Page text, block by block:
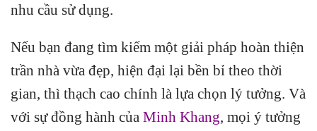
nhu cầu sử dụng.
Nếu bạn đang tìm kiếm một giải pháp hoàn thiện
trần nhà vừa đẹp, hiện đại lại bền bỉ theo thời
gian, thì thạch cao chính là lựa chọn lý tưởng. Và
với sự đồng hành của Minh Khang, mọi ý tưởng